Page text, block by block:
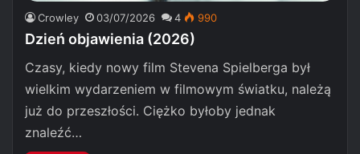
Crowley 03/07/2026 4 990
Dzień objawienia (2026)
Czasy, kiedy nowy film Stevena Spielberga był
wielkim wydarzeniem w filmowym światku, należą
już do przeszłości. Ciężko byłoby jednak
znaleźć…